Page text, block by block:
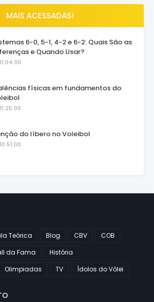
MAIS ACESSADAS!
6-0, 5-1, 4-2 e 6-2: Quais São as
e Quando Usar?
11:04:00
físicas em fundamentos do
11:25:00
do líbero no Voleibol
10:51:00
Teórica Blog CBV
COB
da Fama
História
Olimpiadas TV Ídolos do Vôlei